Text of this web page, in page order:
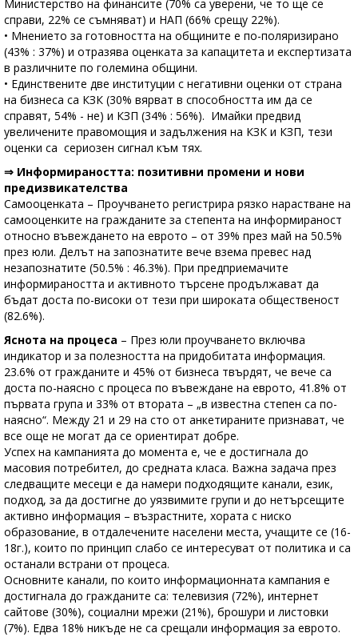
Министерство на финансите (70% са уверени, че то ще се
справи, 22% се съмняват) и НАП (66% срещу 22%).
• Мнението за готовността на общините е по-поляризирано
(43% : 37%) и отразява оценката за капацитета и експертизата
в различните по големина общини.
• Единствените две институции с негативни оценки от страна
на бизнеса са КЗК (30% вярват в способността им да се
справят, 54% - не) и КЗП (34% : 56%). Имайки предвид
увеличените правомощия и задължения на КЗК и КЗП, тези
оценки са сериозен сигнал към тях.
⇒ Информираността: позитивни промени и нови
предизвикателства
Самооценката – Проучването регистрира рязко нарастване на
самооценките на гражданите за степента на информираност
относно въвеждането на еврото – от 39% през май на 50.5%
през юли. Делът на запознатите вече взема превес над
незапознатите (50.5% : 46.3%). При предприемачите
информираността и активното търсене продължават да
бъдат доста по-високи от тези при широката общественост
(82.6%).
Яснота на процеса – През юли проучването включва
индикатор и за полезността на придобитата информация.
23.6% от гражданите и 45% от бизнеса твърдят, че вече са
доста по-наясно с процеса по въвеждане на еврото, 41.8% от
първата група и 33% от втората – „в известна степен са по-
наясно“. Между 21 и 29 на сто от анкетираните признават, че
все още не могат да се ориентират добре.
Успех на кампанията до момента е, че е достигнала до
масовия потребител, до средната класа. Важна задача през
следващите месеци е да намери подходящите канали, език,
подход, за да достигне до уязвимите групи и до нетърсещите
активно информация – възрастните, хората с ниско
образование, в отдалечените населени места, учащите се (16-
18г.), които по принцип слабо се интересуват от политика и са
останали встрани от процеса.
Основните канали, по които информационната кампания е
достигнала до гражданите са: телевизия (72%), интернет
сайтове (30%), социални мрежи (21%), брошури и листовки
(7%). Едва 18% никъде не са срещали информация за еврото.